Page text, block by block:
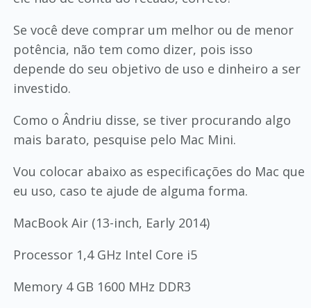
Se você deve comprar um melhor ou de menor
potência, não tem como dizer, pois isso
depende do seu objetivo de uso e dinheiro a ser
investido.
Como o Ândriu disse, se tiver procurando algo
mais barato, pesquise pelo Mac Mini.
Vou colocar abaixo as especificações do Mac que
eu uso, caso te ajude de alguma forma.
MacBook Air (13-inch, Early 2014)
Processor 1,4 GHz Intel Core i5
Memory 4 GB 1600 MHz DDR3